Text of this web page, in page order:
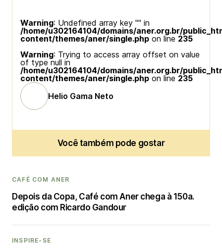
Warning: Undefined array key "" in
/home/u302164104/domains/aner.org.br/
content/themes/aner/single.php on line 235
Warning: Trying to access array offset on value
of type null in
/home/u302164104/domains/aner.org.br/
content/themes/aner/single.php on line 235
Helio Gama Neto
Você também pode gostar
CAFÉ COM ANER
Depois da Copa, Café com Aner chega à 150a.
edição com Ricardo Gandour
INSPIRE-SE